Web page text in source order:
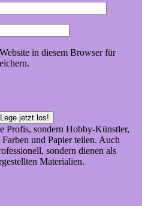
in diesem Browser für
Lege jetzt los!
Profis, sondern Hobby-Künstler,
und Papier teilen. Auch
sondern dienen als
Materialien.